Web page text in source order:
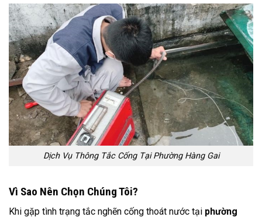
Dịch Vụ Thông Tắc Cống Tại Phường Hàng Gai
Vì Sao Nên Chọn Chúng Tôi?
Khi gặp tình trạng tắc nghẽn cống thoát nước tại phường